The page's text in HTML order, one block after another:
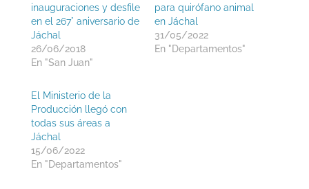
inauguraciones y desfile
en el 267° aniversario de
Jáchal
26/06/2018
En "San Juan"
para quirófano animal
en Jáchal
31/05/2022
En "Departamentos"
El Ministerio de la
Producción llegó con
todas sus áreas a
Jáchal
15/06/2022
En "Departamentos"